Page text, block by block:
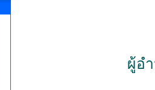
ผู้อ